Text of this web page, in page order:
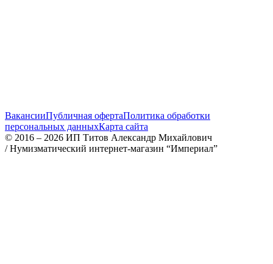
ВакансииПубличная офертаПолитика обработки
персональных данныхКарта сайта
© 2016 – 2026 ИП Титов Александр Михайлович
/Нумизматический интернет-магазин “Империал”